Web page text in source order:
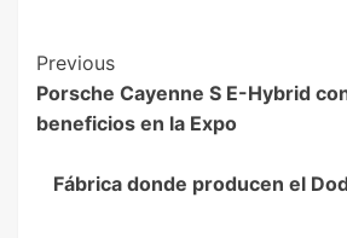
Previous
Porsche Cayenne S E-Hybrid
beneficios en la Expo
Fábrica donde producen el